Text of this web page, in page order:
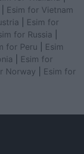
Esim for Vietnam
Esim for
for Russia
for Peru
Esim
Esim for
Norway
Esim for